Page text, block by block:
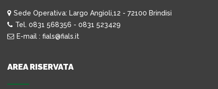
Sede Operativa: Largo Angioli,12 - 72100 Brindisi
Tel. 0831 568356 - 0831 523429
E-mail : fials@fials.it
AREA RISERVATA